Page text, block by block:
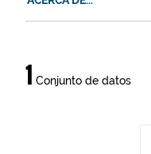
Datos
y
1 Conjunto de datos